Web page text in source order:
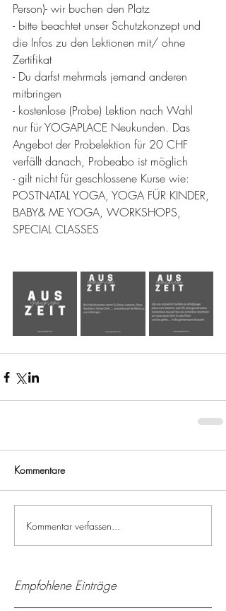
Person)- wir buchen den Platz
- bitte beachtet unser Schutzkonzept und
die Infos zu den Lektionen mit/ ohne
Zertifikat
- Du darfst mehrmals jemand anderen
mitbringen
- kostenlose (Probe) Lektion nach Wahl
nur für YOGAPLACE Neukunden. Das
Angebot der Probelektion für 20 CHF
verfällt danach, Probeabo ist möglich
- gilt nicht für geschlossene Kurse wie:
POSTNATAL YOGA, YOGA FÜR KINDER,
BABY& ME YOGA, WORKSHOPS,
SPECIAL CLASSES
Kommentare
Kommentar verfassen...
Empfohlene Einträge